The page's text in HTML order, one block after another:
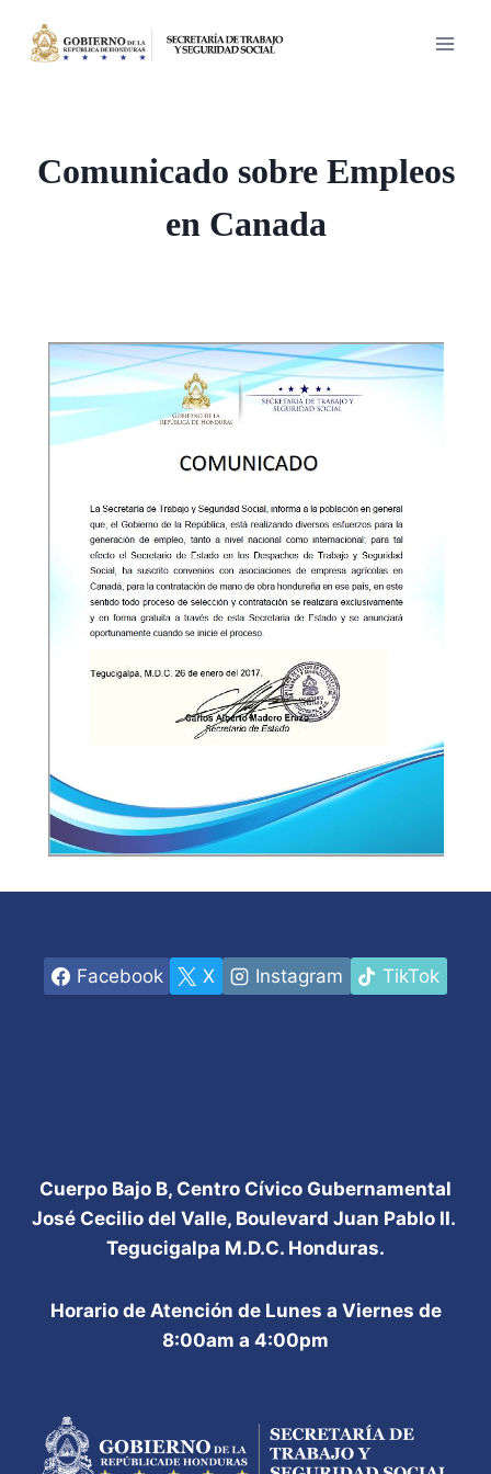
Comunicado sobre Empleos
en Canada
Facebook X Instagram TikTok
Cuerpo Bajo B, Centro Cívico Gubernamental
José Cecilio del Valle, Boulevard Juan Pablo II.
Tegucigalpa M.D.C. Honduras.
Horario de Atención de Lunes a Viernes de
8:00am a 4:00pm